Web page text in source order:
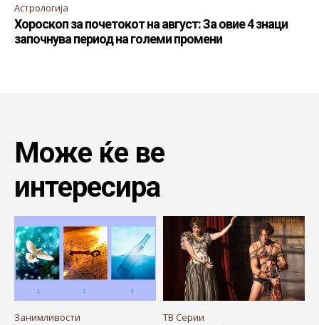
Астрологија
Хороскоп за почетокот на август: За овие 4 знаци
започнува период на големи промени
Може ќе ве
интересира
Занимливости ТВ Серии